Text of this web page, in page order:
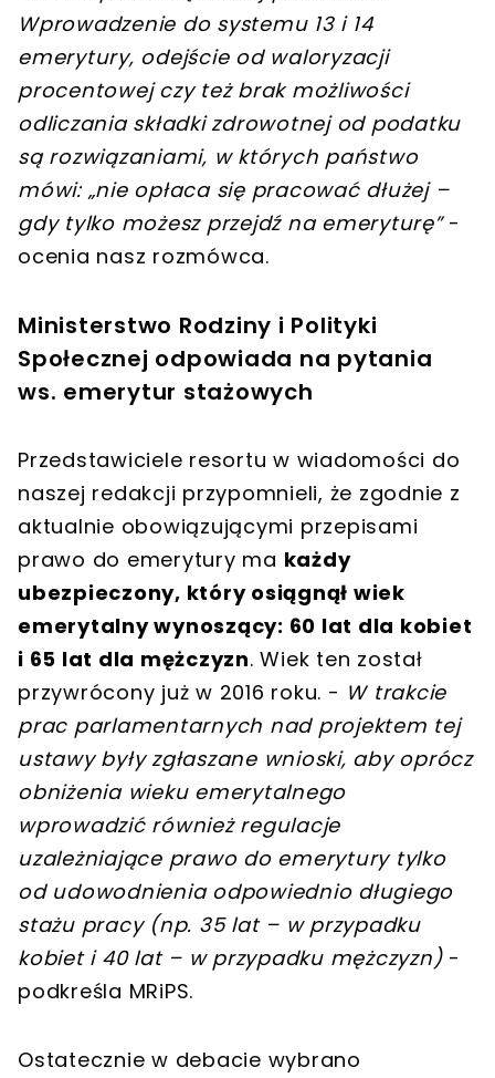
Wprowadzenie do systemu 13 i 14
emerytury, odejście od waloryzacji
procentowej czy też brak możliwości
odliczania składki zdrowotnej od podatku
są rozwiązaniami, w których państwo
mówi: „nie opłaca się pracować dłużej –
gdy tylko możesz przejdź na emeryturę”-
ocenia nasz rozmówca.
Ministerstwo Rodziny i Polityki
Społecznej odpowiada na pytania
ws. emerytur stażowych
Przedstawiciele resortu w wiadomości do
naszej redakcji przypomnieli, że zgodnie z
aktualnie obowiązującymi przepisami
prawo do emerytury ma każdy
ubezpieczony, który osiągnął wiek
emerytalny wynoszący: 60 lat dla kobiet
i 65 lat dla mężczyzn. Wiek ten został
przywrócony już w 2016 roku. - W trakcie
prac parlamentarnych nad projektem tej
ustawy były zgłaszane wnioski, aby oprócz
obniżenia wieku emerytalnego
wprowadzić również regulacje
uzależniające prawo do emerytury tylko
od udowodnienia odpowiednio długiego
stażu pracy (np. 35 lat – w przypadku
kobiet i 40 lat – w przypadku mężczyzn) -
podkreśla MRiPS.
Ostatecznie w debacie wybrano